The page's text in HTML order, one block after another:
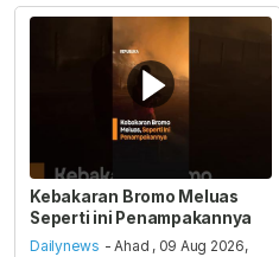
Kebakaran Bromo Meluas
Seperti ini Penampakannya
Dailynews - Ahad , 09 Aug 2026,